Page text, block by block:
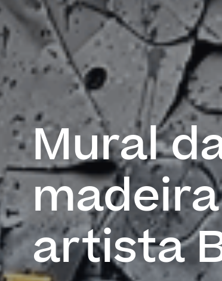
Mural
artista